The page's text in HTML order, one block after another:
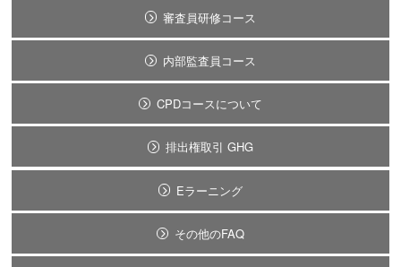
審査員研修コース
内部監査員コース
CPDコースについて
排出権取引 GHG
Eラーニング
その他のFAQ